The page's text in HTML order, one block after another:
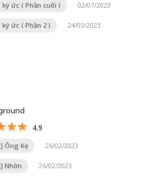
ức ( Phần cuối ) 02/07/2023
ức ( Phần 2 ) 24/03/2023
4.9
Ông Kẹ 26/02/2023
Nhờn 26/02/2023